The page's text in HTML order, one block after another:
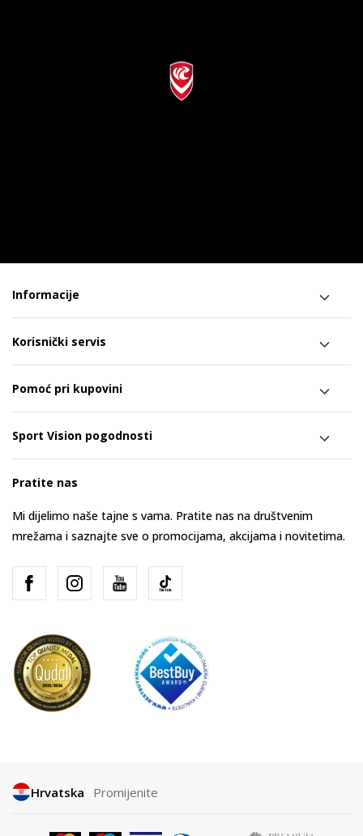
Informacije
Korisnički servis
Pomoć pri kupovini
Sport Vision pogodnosti
Pratite nas
Mi dijelimo naše tajne s vama. Pratite nas na društvenim
mrežama i saznajte sve o promocijama, akcijama i novitetima.
Hrvatska Promijenite